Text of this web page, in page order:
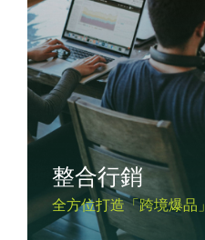
整合行銷
全方位打造「跨境爆品」